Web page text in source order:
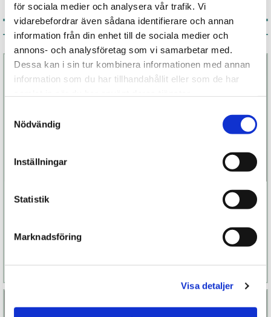
för sociala medier och analysera vår trafik. Vi
vidarebefordrar även sådana identifierare och annan
information från din enhet till de sociala medier och
annons- och analysföretag som vi samarbetar med.
Dessa kan i sin tur kombinera informationen med annan
information som du har tillhandahållit eller som de har
Nödvändig
Inställningar
Statistik
Marknadsföring
Visa detaljer
Associerade produkter
Burlesque Tassel
Köp
Läs mer
Le Petit Secret
Finns fler alternativ
Köp
Läs mer